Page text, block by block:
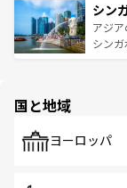
参照し
激す
が待
た文
み、
てお
うな
シン
アジ
シン
で、ホ
国と地域
ヨーロッパ